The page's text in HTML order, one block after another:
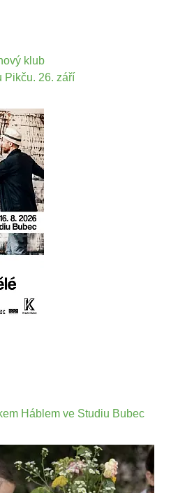
klub
Pikču. 26. září
Háblem ve Studiu Bubec